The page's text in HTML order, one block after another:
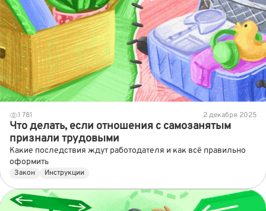
1 781 2 декабря 2025
Что делать, если отношения с самозанятым
признали трудовыми
Какие последствия ждут работодателя и как всё правильно
оформить
Закон Инструкции